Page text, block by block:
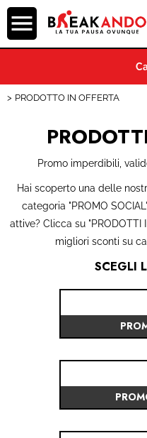
GRANI
PRODOTTO IN OFFERTA
Promo imperdibili,
Hai scoperto una delle
categoria "PROMO
attive? Clicca su "PRODOTTI
migliori sconti su
SCEGLI